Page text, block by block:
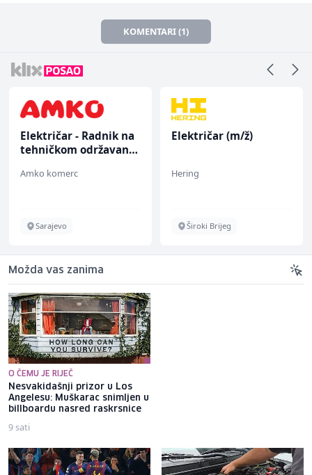
KOMENTARI (1)
Električar - Radnik na
tehničkom održavanju
Amko komerc
Sarajevo
Električar (m/ž)
Hering
Široki Brijeg
Možda vas zanima
O ČEMU JE RIJEČ
Nesvakidašnji prizor u Los
Angelesu: Muškarac snimljen u
billboardu nasred raskrsnice
9 sati